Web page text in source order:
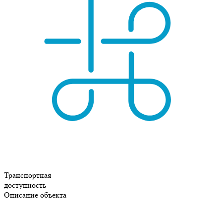
Транспортная
доступность
Описание объекта